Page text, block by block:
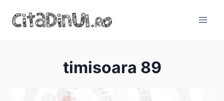
timisoara 89